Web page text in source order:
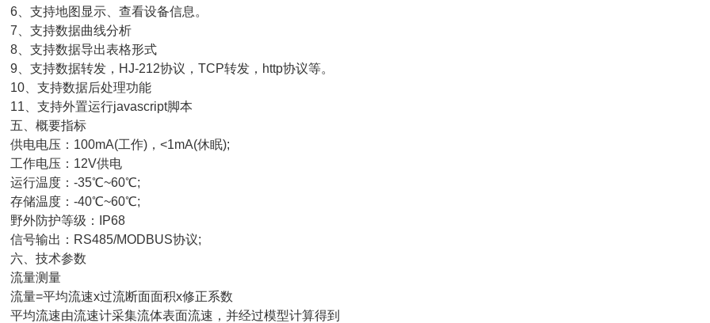
支持地图显示、查看设备信息。
支持数据曲线分析
支持数据导出表格形式
支持数据转发，HJ-212协议，TCP转发，http协议等。
支持数据后处理功能
支持外置运行javascript脚本
概要指标
电压：100mA(工作)，<1mA(休眠);
电压：12V供电
温度：-35℃~60℃;
温度：-40℃~60℃;
防护等级：IP68
输出：RS485/MODBUS协议;
技术参数
量测量
=平均流速x过流断面面积x修正系数
流速由流速计采集流体表面流速，并经过模型计算得到